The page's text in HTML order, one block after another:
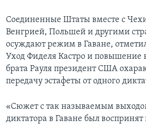
Соединенные Штаты вместе с
Венгрией, Польшей и другими
осуждают режим в Гаване,
Уход Фиделя Кастро и повышение
брата Рауля президент США
передачу эстафеты от одного
«Сюжет с так называемым
диктатора в Гаване был